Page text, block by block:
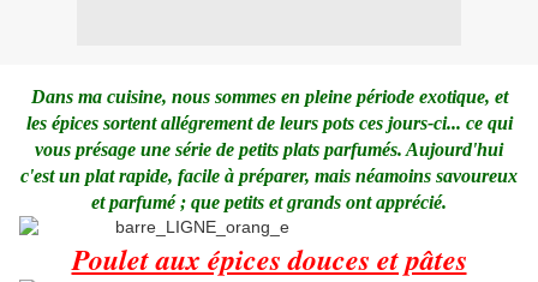
Dans ma cuisine, nous sommes en pleine période exotique, et
les épices sortent allégrement de leurs pots ces jours-ci... ce qui
vous présage une série de petits plats parfumés. Aujourd'hui
c'est un plat rapide, facile à préparer, mais néamoins savoureux
et parfumé ; que petits et grands ont apprécié.
Poulet aux épices douces et pâtes